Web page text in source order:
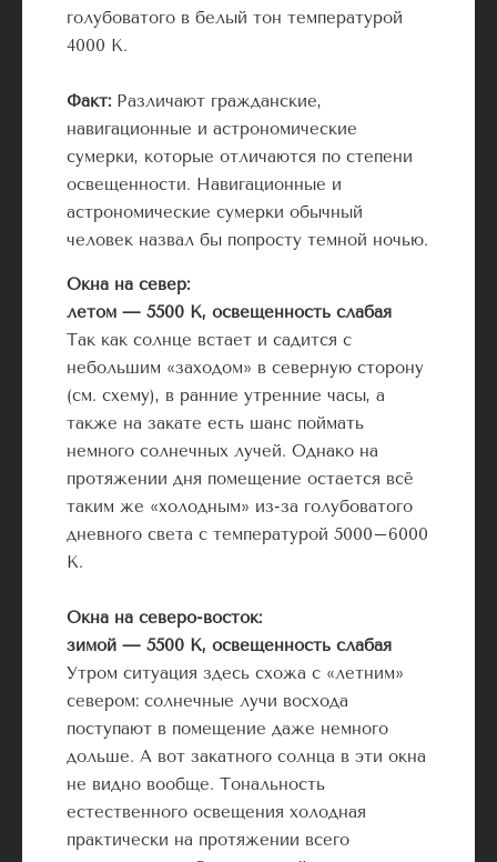
голубоватого в белый тон температурой
4000 К.
Факт: Различают гражданские,
навигационные и астрономические
сумерки, которые отличаются по степени
освещенности. Навигационные и
астрономические сумерки обычный
человек назвал бы попросту темной ночью.
Окна на север:
летом — 5500 К, освещенность слабая
Так как солнце встает и садится с
небольшим «заходом» в северную сторону
(см. схему), в ранние утренние часы, а
также на закате есть шанс поймать
немного солнечных лучей. Однако на
протяжении дня помещение остается всё
таким же «холодным» из-за голубоватого
дневного света с температурой 5000–6000
К.
Окна на северо-восток:
зимой — 5500 К, освещенность слабая
Утром ситуация здесь схожа с «летним»
севером: солнечные лучи восхода
поступают в помещение даже немного
дольше. А вот закатного солнца в эти окна
не видно вообще. Тональность
естественного освещения холодная
практически на протяжении всего